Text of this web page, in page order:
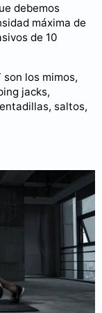
debemos
máxima de
de 10
los mimos,
jacks,
saltos,